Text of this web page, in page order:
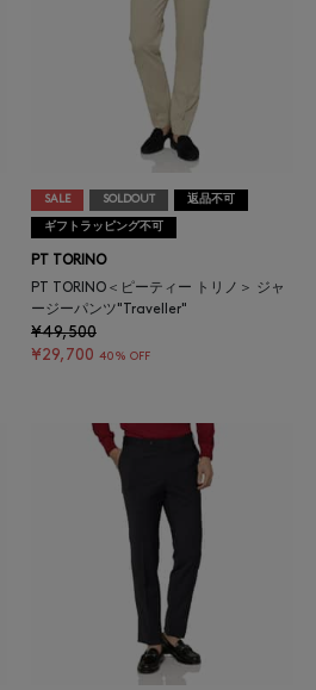
SALE SOLDOUT 返品不可
ギフトラッピング不可
PT TORINO
PT TORINO＜ピーティー トリノ＞ ジャ
ージーパンツ"Traveller"
¥49,500
¥29,700 40% OFF